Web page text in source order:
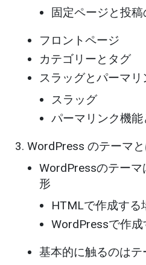
固定ページと投稿
フロントページ
カテゴリーとタグ
スラッグとパーマリ
スラッグ
パーマリンク機
WordPress のテーマ
WordPressのテー
形
HTMLで作成する
WordPressで作成
基本的に触るのはテ